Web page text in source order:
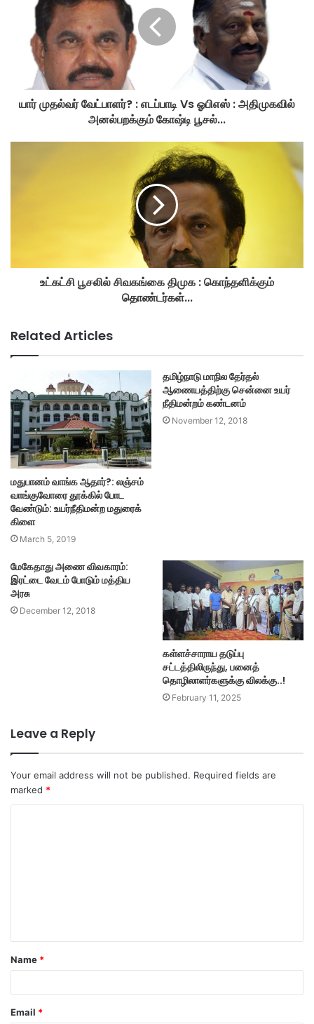
யார் முதல்வர் வேட்பாளர்? : எடப்பாடி Vs ஓபிஎஸ் : அதிமுகவில்
அனல்பறக்கும் கோஷ்டி பூசல்...
உட்கட்சி பூசலில் சிவகங்கை திமுக : கொந்தளிக்கும்
தொண்டர்கள்...
Related Articles
மதுபானம் வாங்க ஆதார்?: லஞ்சம்
வாங்குவோரை தூக்கில் போட
வேண்டும்: உயர்நீதிமன்ற மதுரைக்
கிளை
March 5, 2019
தமிழ்நாடு மாநில தேர்தல்
ஆணையத்திற்கு சென்னை உயர்
நீதிமன்றம் கண்டனம்
November 12, 2018
மேகேதாது அணை விவகாரம்:
இரட்டை வேடம் போடும் மத்திய
அரசு
December 12, 2018
கள்ளச்சாராய தடுப்பு
சட்டத்திலிருந்து, பனைத்
தொழிலாளர்களுக்கு விலக்கு..!
February 11, 2025
Leave a Reply
Your email address will not be published. Required fields are
marked *
t
*
Name *
Email *